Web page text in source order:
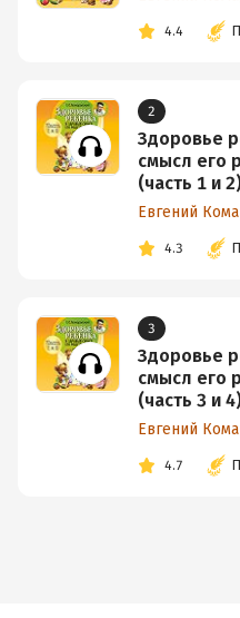
4.4
2
Здоровье
смысл его
(часть 1 и
Евгений
4.3
3
Здоровье
смысл его
(часть 3 и
Евгений
4.7